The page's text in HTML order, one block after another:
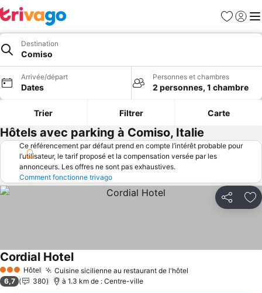
Favoris
Se
Destination
Comiso
Arrivée/départ
Dates
Personnes et chambres
2 personnes, 1 chambre
Trier Filtrer Carte
Hôtels avec parking à Comiso, Italie
Ce référencement par défaut prend en compte l’intérêt probable pour
l’utilisateur, le tarif proposé et la compensation versée par les
annonceurs. Les offres ne sont pas exhaustives.
Comment fonctionne trivago
Partager
3 ÉtoilesHôtel Cuisine sicilienne au restaurant de l'hôtel
Cordial HotelConsulter les prix
6,7 380 à 1.3 km de : Centre-ville